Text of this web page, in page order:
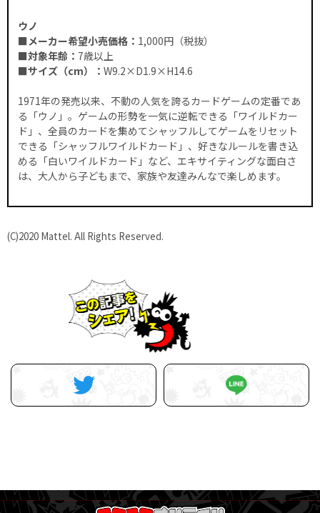
ウノ
■メーカー希望小売価格： 1,000円（税抜）
■対象年齢： 7歳以上
■サイズ（cm）： W9.2×D1.9×H14.6
1971年の発売以来、不動の人気を誇るカードゲームの定番であ
る「ウノ」。ゲームの形勢を一気に逆転できる「ワイルドカー
ド」、全員のカードを集めてシャッフルしてゲームをリセット
できる「シャッフルワイルドカード」、好きなルールを書き込
める「白いワイルドカード」など、エキサイティングな面白さ
は、大人から子どもまで、家族や友達みんなで楽しめます。
(C)2020 Mattel. All Rights Reserved.